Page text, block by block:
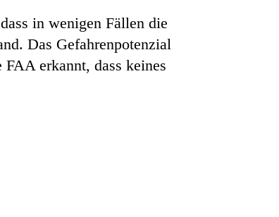
in wenigen Fällen die
Das Gefahrenpotenzial
erkannt, dass keines